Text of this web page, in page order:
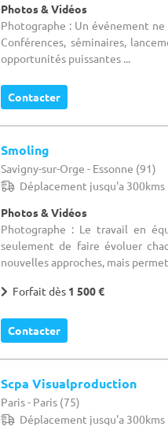
Photos & Vidéos
Photographe : Un événement
Conférences, séminaires,
opportunités puissantes ...
Contacter
Smoling
Savigny-sur-Orge - Essonne (91)
Déplacement jusqu'a 300kms
Photos & Vidéos
Photographe : Le travail en
seulement de faire évoluer
nouvelles approches, mais
Forfait dès 1 500 €
Contacter
Scpa Visualproduction
Paris - Paris (75)
Déplacement jusqu'a 300kms